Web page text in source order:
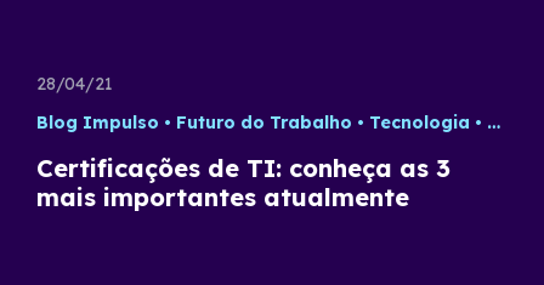
28/04/21
Blog Impulso
Futuro do Trabalho Tecnologia
Certificações de TI: conheça as 3
mais importantes atualmente